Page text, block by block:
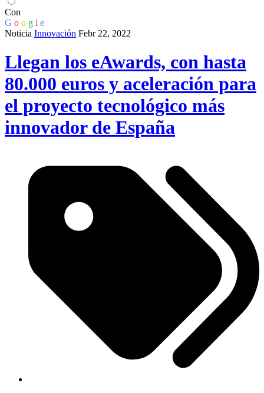
Con
G o o g l e
Noticia Innovación Febr 22, 2022
Llegan los eAwards, con hasta
80.000 euros y aceleración para
el proyecto tecnológico más
innovador de España